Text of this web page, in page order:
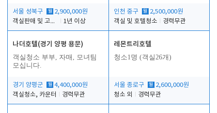
서울 성북구 월 2,900,000원
객실판매 및 고객응대
1년 이상
인천 중구 월 2,500,000원
객실 및 호텔청소
경력무관
나더호텔(경기 양평 용문)
객실청소 부부, 자매, 모녀팀
모십니다.
경기 양평군 월 4,400,000원
객실청소, 카운터
경력무관
레몬트리호텔
청소1명 (객실26개)
서울 종로구 월 2,600,000원
청소 외
경력무관